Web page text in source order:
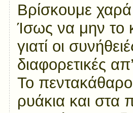
Βρίσκουμε
Ίσως να μην το
γιατί οι
διαφορετικές
Το
ρυάκια και στα